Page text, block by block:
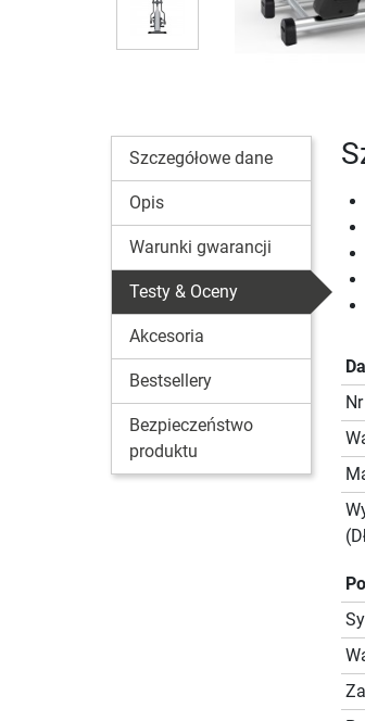
Szczegółowe dane
Opis
Warunki gwarancji
Testy & Oceny
Akcesoria
Bestsellery
Bezpieczeństwo
produktu